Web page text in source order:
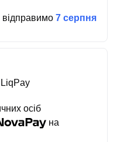
відправимо 7 серпня
осіб
на